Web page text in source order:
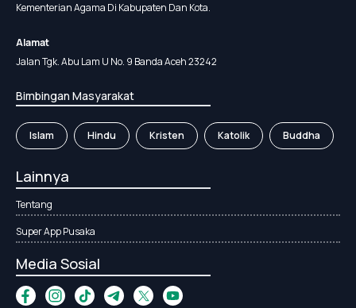
Kementerian Agama Di Kabupaten Dan Kota.
Alamat
Jalan Tgk. Abu Lam U No. 9 Banda Aceh 23242
Bimbingan Masyarakat
Islam Hindu Kristen Katolik Buddha
Lainnya
Tentang
Super App Pusaka
Media Sosial